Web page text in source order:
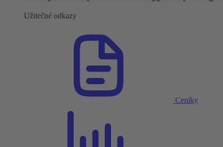
Užitečné odkazy
Ceníky